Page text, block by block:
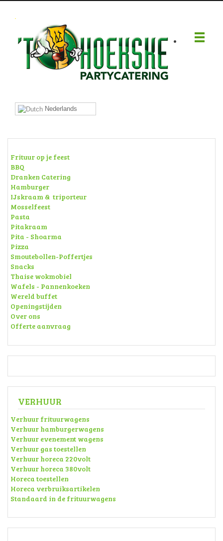
.
Nederlands
Frituur op je feest
BBQ
Dranken Catering
Hamburger
IJskraam & triporteur
Mosselfeest
Pasta
Pitakraam
Pita - Shoarma
Pizza
Smoutebollen-Poffertjes
Snacks
Thaise wokmobiel
Wafels - Pannenkoeken
Wereld buffet
Openingstijden
Over ons
Offerte aanvraag
VERHUUR
Verhuur frituurwagens
Verhuur hamburgerwagens
Verhuur evenement wagens
Verhuur gas toestellen
Verhuur horeca 220volt
Verhuur horeca 380volt
Horeca toestellen
Horeca verbruiksartikelen
Standaard in de frituurwagens